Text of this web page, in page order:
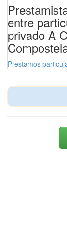
entre
privado A
Prestamos